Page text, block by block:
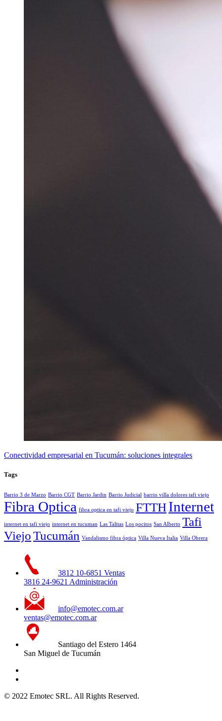
Conectividad empresarial en Tucumán: soluciones integrales
Tags
Barrio 3 de Marzo Barrio CGT Barrio Jardin Barrio Judicial barrio villa dolores tafi viejo
Fibra Optica fibra optica en tafi viejo FTTHInternet
internet en tafi viejo internet en tucuman Las Talitas Los pocitos San Alberto Tafi
ViejoTucumán Vandalismo fibra óptica Villa Nueva Italia Villa Obrera
3812 10-6851 Ventas
3816 24-9621 Administración
info@emotec.com.ar
ventas@emotec.com.ar
Santiago del Estero 1464
San Miguel de Tucumán
© 2022 Emotec SRL. All Rights Reserved.